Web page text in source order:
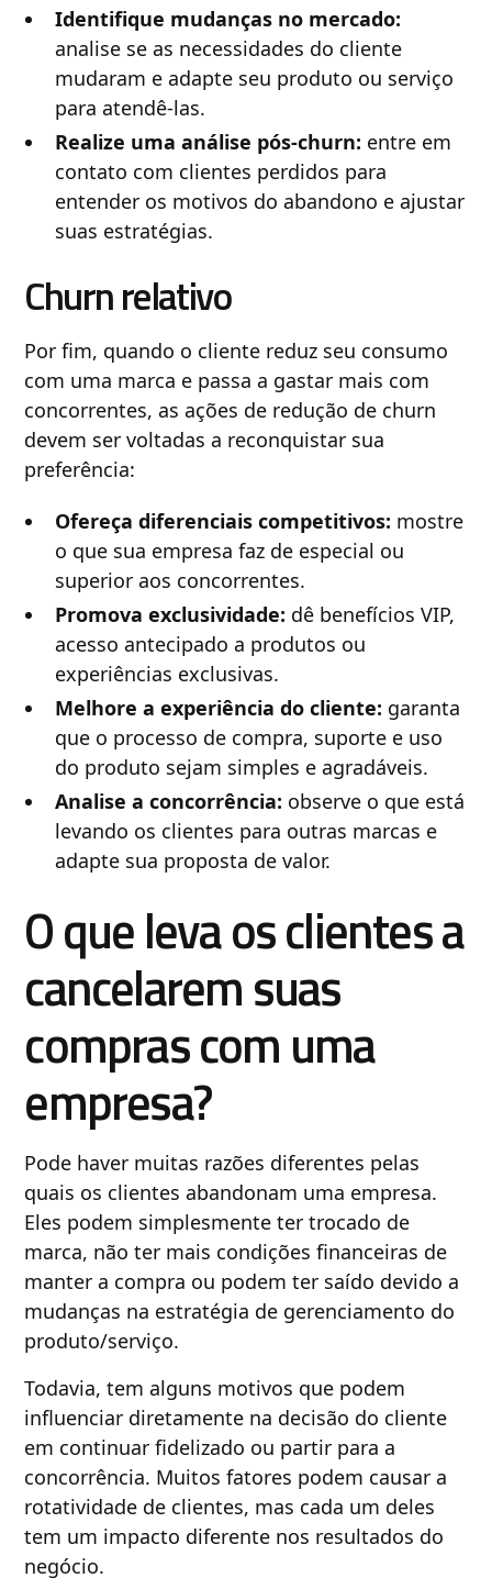
Identifique mudanças no mercado:
analise se as necessidades do cliente
mudaram e adapte seu produto ou serviço
para atendê-las.
Realize uma análise pós-churn: entre em
contato com clientes perdidos para
entender os motivos do abandono e ajustar
suas estratégias.
Churn relativo
Por fim, quando o cliente reduz seu consumo
com uma marca e passa a gastar mais com
concorrentes, as ações de redução de churn
devem ser voltadas a reconquistar sua
preferência:
Ofereça diferenciais competitivos: mostre
o que sua empresa faz de especial ou
superior aos concorrentes.
Promova exclusividade: dê benefícios VIP,
acesso antecipado a produtos ou
experiências exclusivas.
Melhore a experiência do cliente: garanta
que o processo de compra, suporte e uso
do produto sejam simples e agradáveis.
Analise a concorrência: observe o que está
levando os clientes para outras marcas e
adapte sua proposta de valor.
O que leva os clientes a
cancelarem suas
compras com uma
empresa?
Pode haver muitas razões diferentes pelas
quais os clientes abandonam uma empresa.
Eles podem simplesmente ter trocado de
marca, não ter mais condições financeiras de
manter a compra ou podem ter saído devido a
mudanças na estratégia de gerenciamento do
produto/serviço.
Todavia, tem alguns motivos que podem
influenciar diretamente na decisão do cliente
em continuar fidelizado ou partir para a
concorrência. Muitos fatores podem causar a
rotatividade de clientes, mas cada um deles
tem um impacto diferente nos resultados do
negócio.